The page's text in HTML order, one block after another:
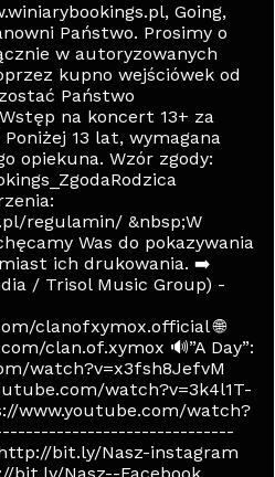
Going,
Państwo. Prosimy o
w autoryzowanych
kupno wejściówek od
Państwo
na koncert 13+ za
13 lat, wymagana
opiekuna. Wzór zgody:
regulamin/ &nbsp;W
Was do pokazywania
ich drukowania. ➡
/ Trisol Music Group) -
clanofxymox.official 🌐
clan.of.xymox 🔊”A Day”:
watch?v=x3fsh8JefvM
watch?v=3k4l1T-
www.youtube.com/watch?
bit.ly/Nasz-instagram